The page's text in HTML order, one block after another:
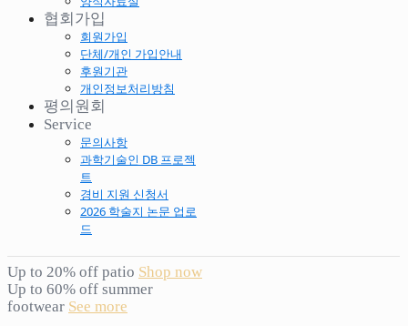
협회가입
회원가입
단체/개인 가입안내
후원기관
개인정보처리방침
평의원회
Service
문의사항
과학기술인 DB 프로젝
트
경비 지원 신청서
2026 학술지 논문 업로
드
Up to 20% off patio Shop now
Up to 60% off summer
footwear See more